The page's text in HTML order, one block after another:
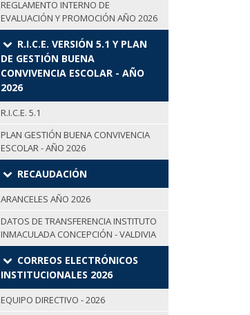
REGLAMENTO INTERNO DE
EVALUACIÓN Y PROMOCIÓN AÑO 2026
R.I.C.E. VERSIÓN 5.1 Y PLAN
DE GESTIÓN BUENA
CONVIVENCIA ESCOLAR - AÑO
2026
R.I.C.E. 5.1
PLAN GESTIÓN BUENA CONVIVENCIA
ESCOLAR - AÑO 2026
RECAUDACIÓN
ARANCELES AÑO 2026
DATOS DE TRANSFERENCIA INSTITUTO
INMACULADA CONCEPCIÓN - VALDIVIA
CORREOS ELECTRÓNICOS
INSTITUCIONALES 2026
EQUIPO DIRECTIVO - 2026